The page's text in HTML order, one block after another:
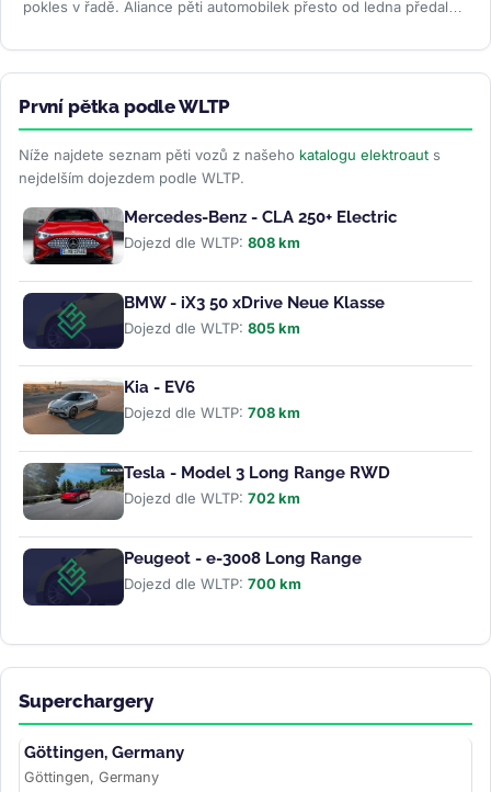
pokles v řadě. Aliance pěti automobilek přesto od ledna předala
První pětka podle WLTP
Níže najdete seznam pěti vozů z našeho katalogu elektroaut s
nejdelším dojezdem podle WLTP.
Mercedes-Benz - CLA 250+ Electric
Dojezd dle WLTP: 808 km
BMW - iX3 50 xDrive Neue Klasse
Dojezd dle WLTP: 805 km
Kia - EV6
Dojezd dle WLTP: 708 km
Tesla - Model 3 Long Range RWD
Dojezd dle WLTP: 702 km
Peugeot - e-3008 Long Range
Dojezd dle WLTP: 700 km
Superchargery
Göttingen, Germany
Göttingen, Germany